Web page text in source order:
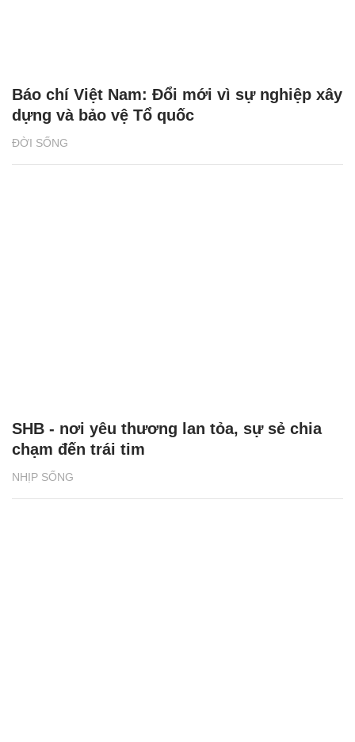
ĐỜI SỐNG
Báo chí Việt Nam: Đổi mới vì sự nghiệp xây
dựng và bảo vệ Tổ quốc
NHỊP SỐNG
SHB - nơi yêu thương lan tỏa, sự sẻ chia
chạm đến trái tim